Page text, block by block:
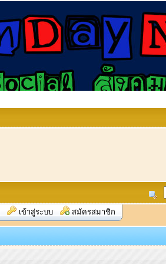
เข้าสู่ระบบ สมัครสมาชิก